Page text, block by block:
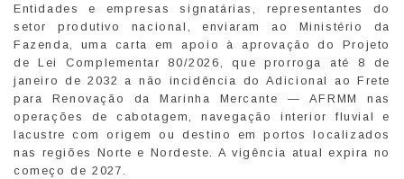
Entidades e empresas signatárias, representantes do
setor produtivo nacional, enviaram ao Ministério da
Fazenda, uma carta em apoio à aprovação do Projeto
de Lei Complementar 80/2026, que prorroga até 8 de
janeiro de 2032 a não incidência do Adicional ao Frete
para Renovação da Marinha Mercante — AFRMM nas
operações de cabotagem, navegação interior fluvial e
lacustre com origem ou destino em portos localizados
nas regiões Norte e Nordeste. A vigência atual expira no
começo de 2027.